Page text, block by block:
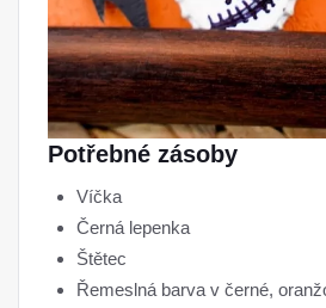
Potřebné zásoby
Víčka
Černá lepenka
Štětec
Řemeslná barva v černé,